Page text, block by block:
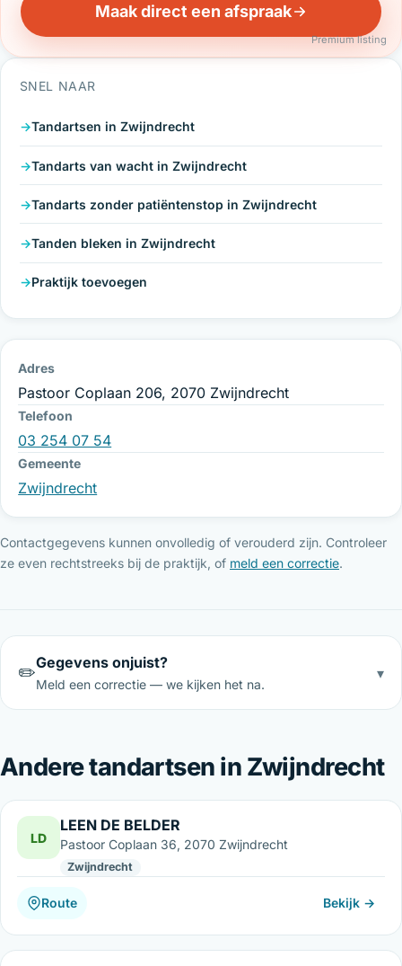
Maak direct een afspraak
Premium listing
SNEL NAAR
Tandartsen in Zwijndrecht
Tandarts van wacht in Zwijndrecht
Tandarts zonder patiëntenstop in Zwijndrecht
Tanden bleken in Zwijndrecht
Praktijk toevoegen
Adres
Pastoor Coplaan 206, 2070 Zwijndrecht
Telefoon
03 254 07 54
Gemeente
Zwijndrecht
Contactgegevens kunnen onvolledig of verouderd zijn. Controleer
ze even rechtstreeks bij de praktijk, of meld een correctie.
✏️Gegevens onjuist?
Meld een correctie — we kijken het na.
▾
Andere tandartsen in Zwijndrecht
LD
LEEN DE BELDER
Pastoor Coplaan 36, 2070 Zwijndrecht
Zwijndrecht
Route Bekijk →